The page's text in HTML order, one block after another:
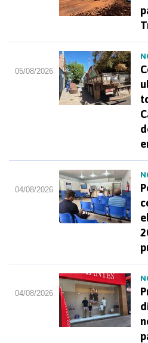
05/08/2026
04/08/2026
04/08/2026